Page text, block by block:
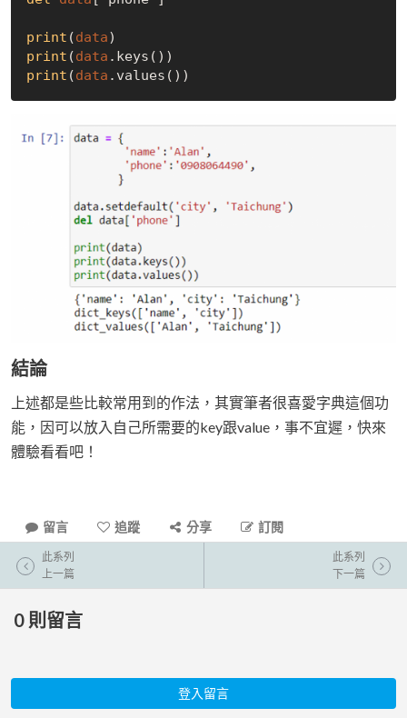
print (data)
print (data .keys())
print (data .values())
結論
上述都是些比較常用到的作法，其實筆者很喜愛字典這個功
能，因可以放入自己所需要的key跟value，事不宜遲，快來
體驗看看吧！
留言 追蹤 分享 訂閱
此系列
上一篇
此系列
下一篇
0 則留言
登入留言